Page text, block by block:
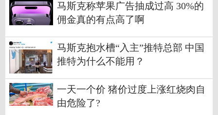
马斯克称苹果广告抽成过高 30%的
佣金真的有点高了啊
马斯克抱水槽“入主”推特总部 中国
推特为什么不能用？
一天一个价 猪价过度上涨红烧肉自
由危险了?